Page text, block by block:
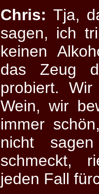
Chris: Tja,
sagen, ich
keinen
das Zeug
probiert.
Wein, wir
immer
nicht
schmeckt,
jeden Fall